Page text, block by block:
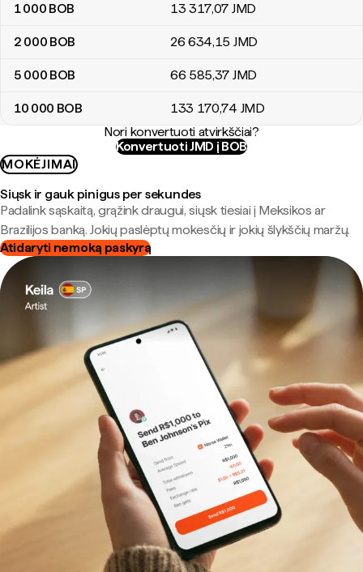
1 000 BOB 13 317,07 JMD
2 000 BOB 26 634,15 JMD
5 000 BOB 66 585,37 JMD
10 000 BOB 133 170,74 JMD
Nori konvertuoti atvirkščiai?
Konvertuoti JMD į BOB
MOKĖJIMAI
Siųsk ir gauk pinigus per sekundes
Padalink sąskaitą, grąžink draugui, siųsk tiesiai į Meksikos ar
Brazilijos banką. Jokių paslėptų mokesčių ir jokių šlykščių maržų.
Atidaryti nemoką paskyrą